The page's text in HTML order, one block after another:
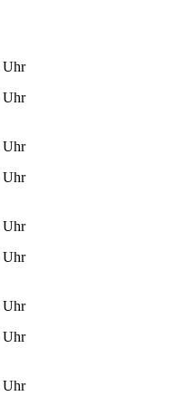
Uhr
Uhr
Uhr
Uhr
Uhr
Uhr
Uhr
Uhr
Uhr